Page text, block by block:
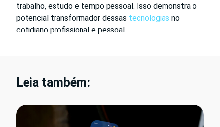
trabalho, estudo e tempo pessoal. Isso demonstra o
potencial transformador dessas tecnologias no
cotidiano profissional e pessoal.
Leia também: